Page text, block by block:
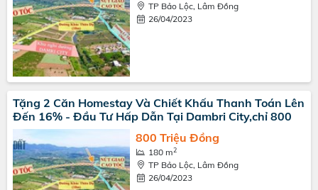
TP Bảo Lộc, Lâm Đồng
26/04/2023
Tặng 2 Căn Homestay Và Chiết Khấu Thanh Toán Lên
Đến 16% - Đầu Tư Hấp Dẫn Tại Dambri City,chỉ 800
800 Triệu Đồng
180 m2
TP Bảo Lộc, Lâm Đồng
26/04/2023